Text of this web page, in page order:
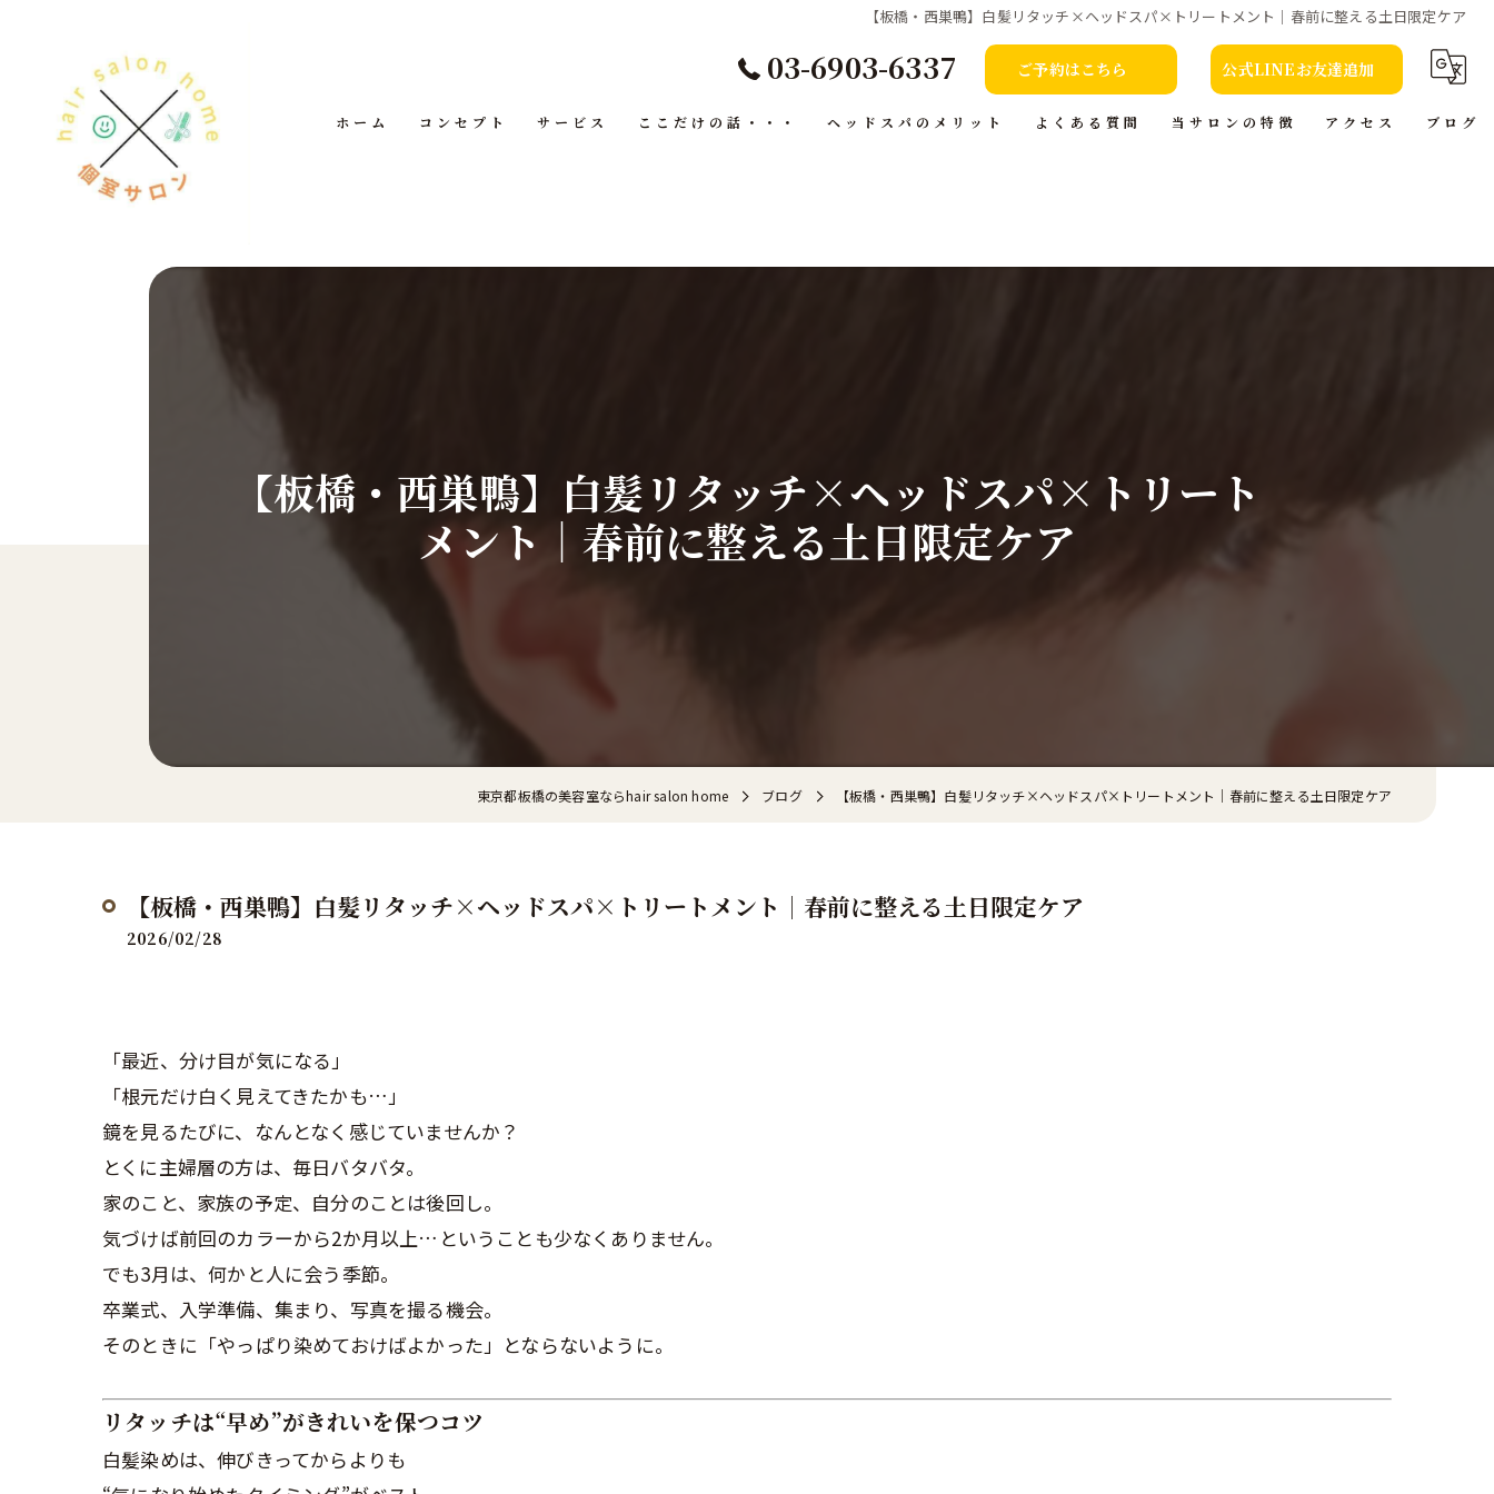
【板橋・西巣鴨】白髪リタッチ×ヘッドスパ×トリートメント｜春前に整える土日限定ケア
03-6903-6337 ご予約はこちら 公式LINEお友達追加
ホーム コンセプト サービス ここだけの話・・・ ヘッドスパのメリット よくある質問 当サロンの特徴 アクセス ブログ
【板橋・西巣鴨】白髪リタッチ×ヘッドスパ×トリート
メント｜春前に整える土日限定ケア
東京都板橋の美容室ならhair salon home ブログ 【板橋・西巣鴨】白髪リタッチ×ヘッドスパ×トリートメント｜春前に整える土日限定ケア
【板橋・西巣鴨】白髪リタッチ×ヘッドスパ×トリートメント｜春前に整える土日限定ケア
2026/02/28
「最近、分け目が気になる」
「根元だけ白く見えてきたかも…」
鏡を見るたびに、なんとなく感じていませんか？
とくに主婦層の方は、毎日バタバタ。
家のこと、家族の予定、自分のことは後回し。
気づけば前回のカラーから2か月以上…ということも少なくありません。
でも3月は、何かと人に会う季節。
卒業式、入学準備、集まり、写真を撮る機会。
そのときに「やっぱり染めておけばよかった」とならないように。
リタッチは“早め”がきれいを保つコツ
白髪染めは、伸びきってからよりも